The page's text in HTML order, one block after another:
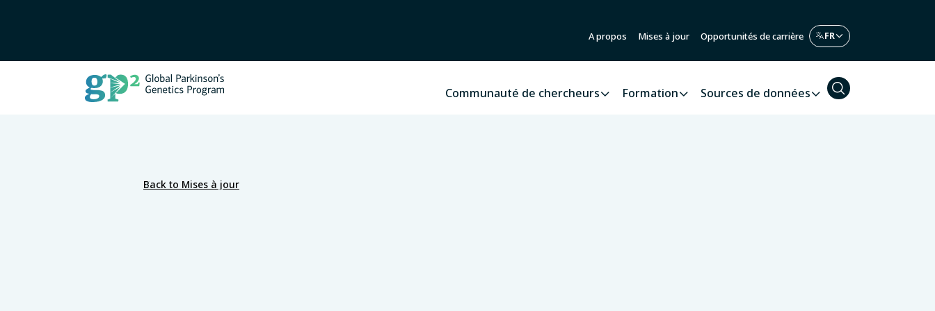
A propos Mises à jour Opportunités de carrière
Communauté de chercheurs Formation Sources de données
Back to Mises à jour